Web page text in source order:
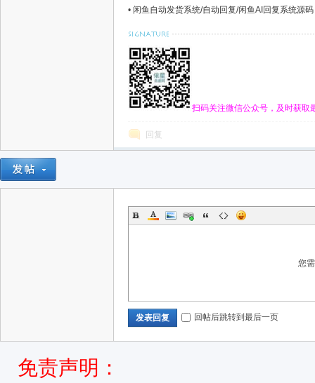
• 闲鱼自动发货系统/自动回复/闲鱼AI回复系统源码
扫码关注微信公众号，及时获取
回复
您
发表回复 回帖后跳转到最后一页
免责声明：